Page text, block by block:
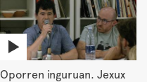
Oporren inguruan. Jexux